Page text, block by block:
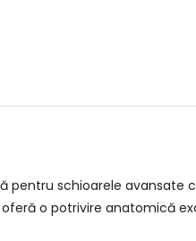
pentru schioarele avansate
o potrivire